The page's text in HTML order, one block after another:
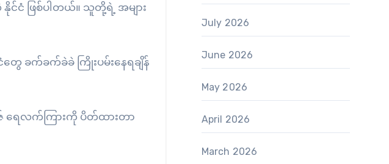
နိုင်ငံ ဖြစ်ပါတယ်။ သူတို့ရဲ့ အများ
ေ ခက်ခက်ခဲခဲ ကြိုးပမ်းနေရချိန်
ရေလက်ကြားကို ပိတ်ထားတာ
July 2026
June 2026
May 2026
April 2026
March 2026